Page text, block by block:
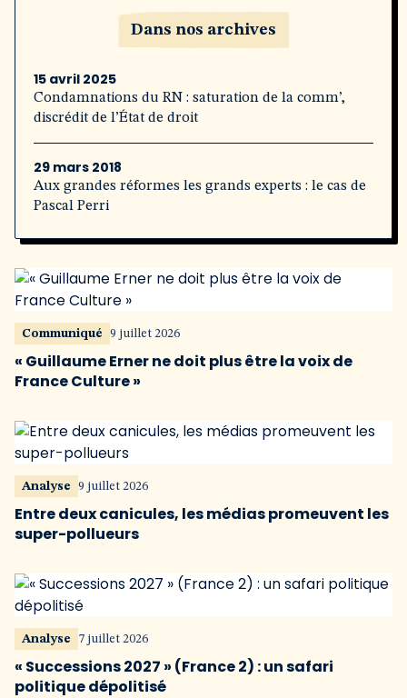
Dans nos archives
15 avril 2025
Condamnations du RN : saturation de la comm’,
discrédit de l’État de droit
29 mars 2018
Aux grandes réformes les grands experts : le cas de
Pascal Perri
Communiqué 9 juillet 2026
« Guillaume Erner ne doit plus être la voix de
France Culture »
Analyse 9 juillet 2026
Entre deux canicules, les médias promeuvent les
super-pollueurs
Analyse 7 juillet 2026
« Successions 2027 » (France 2) : un safari
politique dépolitisé